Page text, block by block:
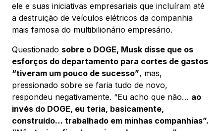
ele e suas iniciativas empresariais que incluíram até
a destruição de veículos elétricos da companhia
mais famosa do multibilionário empresário.
Questionado sobre o DOGE, Musk disse que os
esforços do departamento para cortes de gastos
“tiveram um pouco de sucesso”, mas,
pressionado sobre se faria tudo de novo,
respondeu negativamente. “Eu acho que não… ao
invés do DOGE, eu teria, basicamente,
construído… trabalhado em minhas companhias”.